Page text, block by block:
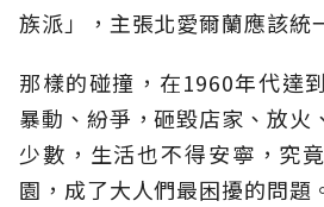
族派」，主張北愛爾蘭應該統
那樣的碰撞，在1960年代達
暴動、紛爭，砸毀店家、放火
少數，生活也不得安寧，究
園，成了大人們最困擾的問題